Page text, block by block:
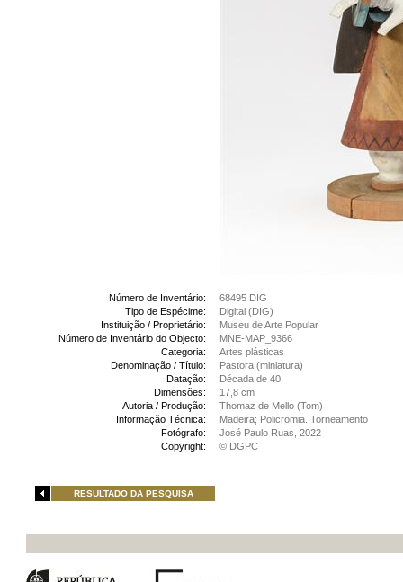
Número de Inventário:
68495 DIG
Tipo de Espécime:
Digital (DIG)
Instituição / Proprietário:
Museu de Arte Popular
Número de Inventário do Objecto:
MNE-MAP_9366
Categoria:
Artes plásticas
Denominação / Título:
Pastora (miniatura)
Datação:
Década de 40
Dimensões:
17,8 cm
Autoria / Produção:
Thomaz de Mello (Tom)
Informação Técnica:
Madeira; Policromia. Torneamento
Fotógrafo:
José Paulo Ruas, 2022
Copyright:
© DGPC
RESULTADO DA PESQUISA